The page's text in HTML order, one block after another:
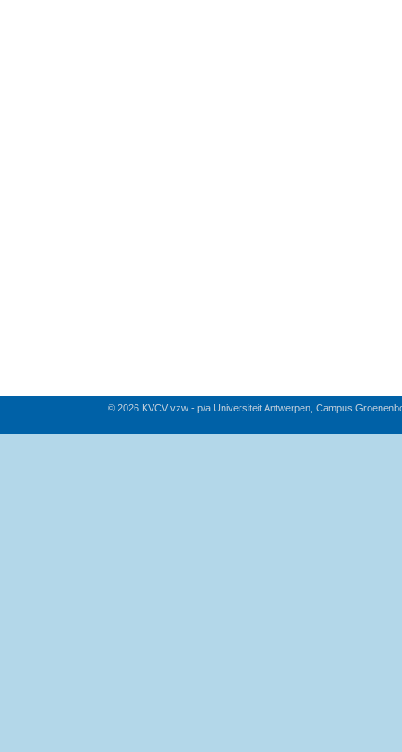
© 2026 KVCV vzw - p/a Universiteit Antwerpen, Campus